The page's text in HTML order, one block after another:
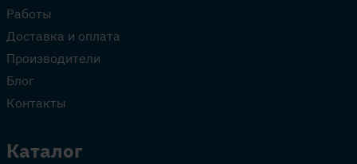
Работы
Доставка и оплата
Производители
Блог
Контакты
Каталог